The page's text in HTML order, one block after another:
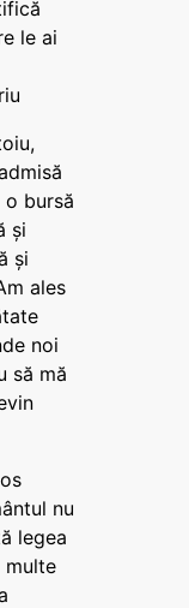
le ai
o bursă
și
și
ales
noi
să mă
nu
legea
multe